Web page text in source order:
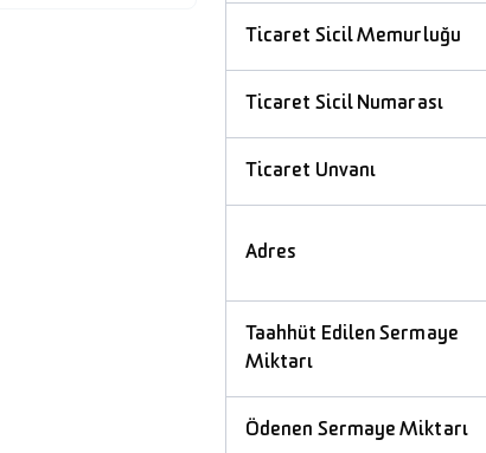
Ticaret Sicil Memurluğu
Ticaret Sicil Numarası
Ticaret Unvanı
Adres
Taahhüt Edilen Sermaye
Miktarı
Ödenen Sermaye Miktarı